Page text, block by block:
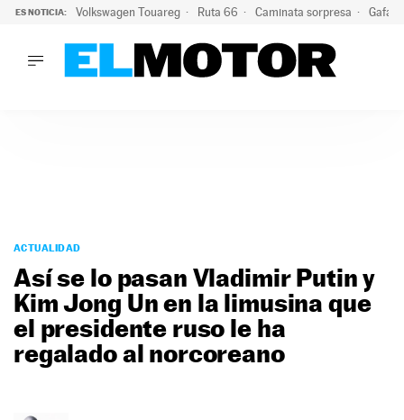
ES NOTICIA: Volkswagen Touareg Ruta 66 Caminata sorpresa Gafas
PODCAST
MOTOS
TECNOLOGÍA
SUPERCOCHES
MOTORTV
PREMIOS
ACTUALIDAD
Así se lo pasan Vladimir Putin y
Kim Jong Un en la limusina que
el presidente ruso le ha
regalado al norcoreano